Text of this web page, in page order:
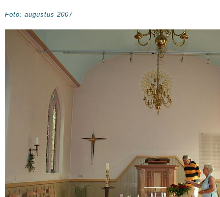
Foto: augustus 2007